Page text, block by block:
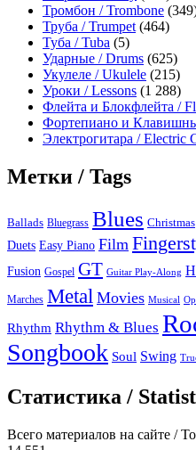
Тромбон / Trombone
Труба / Trumpet (464)
Туба / Tuba (5)
Ударные / Drums (625)
Укулеле / Ukulele (215)
Уроки / Lessons (1 288)
Флейта и Блокфлейта /
Фортепиано и
Электрогитара / Electric
Метки / Tags
Ballads Bluegrass Blues Christmas
Duets Easy Piano Film
Fusion Gospel GT Guitar Play-Along
Marches Metal Movies Musical
Rhythm Rhythm & Blues
Songbook Soul Swing
Статистика /
Всего материалов на сайте /